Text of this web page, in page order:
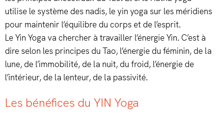
utilise le système des nadis, le yin yoga sur les méridiens
pour maintenir l’équilibre du corps et de l’esprit.
Le Yin Yoga va chercher à travailler l’énergie Yin. C’est à
dire selon les principes du Tao, l’énergie du féminin, de la
lune, de l’immobilité, de la nuit, du froid, l’énergie de
l’intérieur, de la lenteur, de la passivité.
Les bénéfices du YIN Yoga